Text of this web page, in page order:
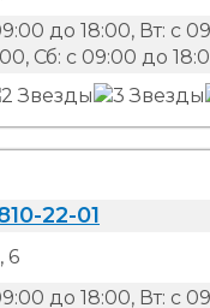
до 18:00, Вт: с
Сб: с 09:00 до
22-01
6
до 18:00, Вт: с